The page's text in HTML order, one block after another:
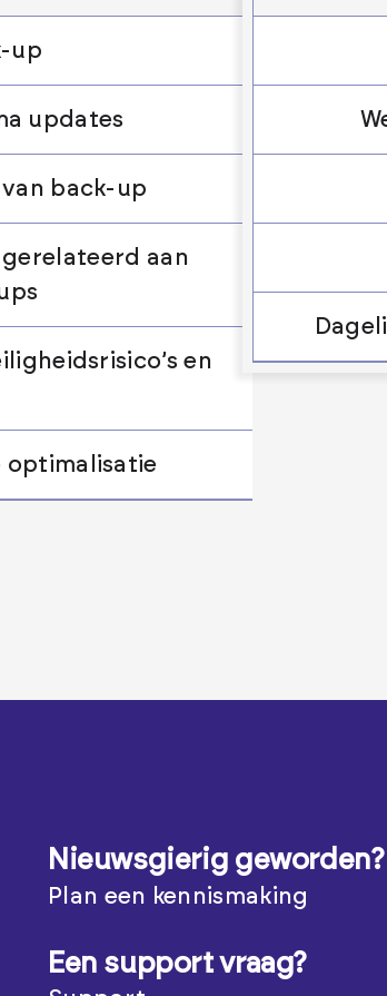
up
updates
back-up
aan
en
optimalisatie
Nieuwsgierig geworden?
Plan een kennismaking
Een support vraag?